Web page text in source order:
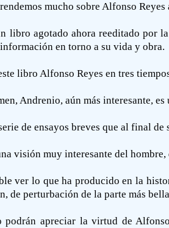
mucho sobre Alfonso
libro agotado ahora reeditado por
en torno a su vida y obra.
libro Alfonso Reyes en tres
Andrenio, aún más interesante,
de ensayos breves que al final
visión muy interesante del
ver lo que ha producido en la
de perturbación de la parte más
podrán apreciar la virtud de